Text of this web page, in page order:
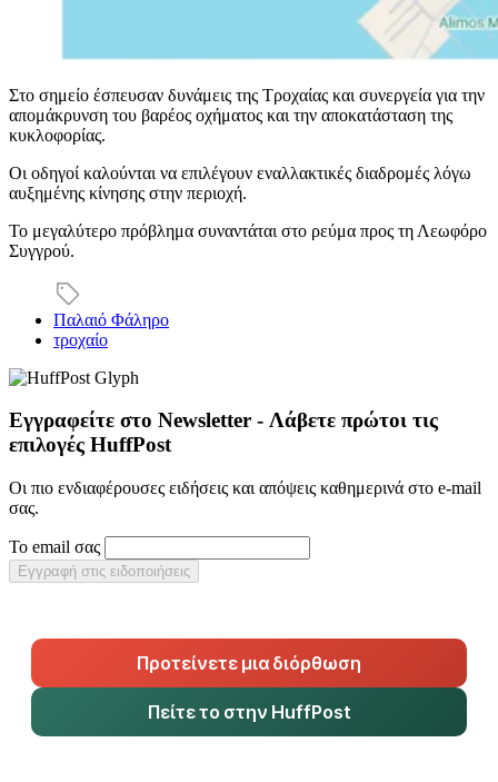
Στο σημείο έσπευσαν δυνάμεις της Τροχαίας και συνεργεία για την
απομάκρυνση του βαρέος οχήματος και την αποκατάσταση της
κυκλοφορίας.
Οι οδηγοί καλούνται να επιλέγουν εναλλακτικές διαδρομές λόγω
αυξημένης κίνησης στην περιοχή.
Το μεγαλύτερο πρόβλημα συναντάται στο ρεύμα προς τη Λεωφόρο
Συγγρού.
Παλαιό Φάληρο
τροχαίο
Εγγραφείτε στο Newsletter - Λάβετε πρώτοι τις
επιλογές HuffPost
Οι πιο ενδιαφέρουσες ειδήσεις και απόψεις καθημερινά στο e-mail
σας.
Το email σας
Εγγραφή στις ειδοποιήσεις
Προτείνετε μια διόρθωση
Πείτε το στην HuffPost